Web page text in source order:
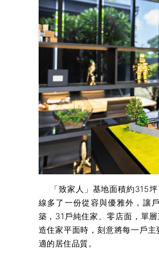
「致家人」基地面積約315坪
線多了一份從容與優雅外，讓
築，31戶純住家、零店面，單
造住家平面時，刻意將每一戶
適的居住品質。